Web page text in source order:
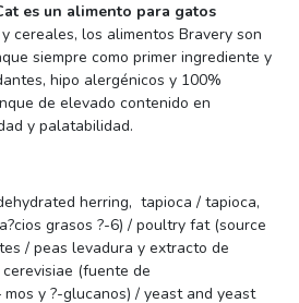
es un alimento para gatos
cereales, los alimentos Bravery son
siempre como primer ingrediente y
hipo alergénicos y 100%
de elevado contenido en
y palatabilidad.
herring, tapioca / tapioca,
grasos ?-6) / poultry fat (source
/ peas levadura y extracto de
(fuente de
y ?-glucanos) / yeast and yeast